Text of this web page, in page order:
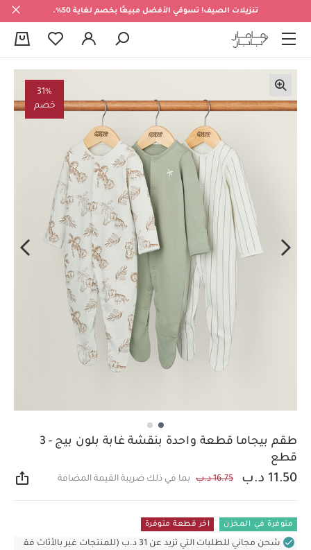
تنزيلات الصيف! تسوقي الأفضل مبيعًا بخصم لغاية 50%.
31%
خصم
طقم بيجاما قطعة واحدة بنقشة غابة بلون بيج - 3
قطع
11.50 د.ب 16.75 د.ب بما في ذلك ضريبة القيمة المضافة
متوفرة في المخزن اخر قطعة متوفرة
شحن مجاني للطلبات التي تزيد عن 31 د.ب (للمنتجات غير بالأثاث فق